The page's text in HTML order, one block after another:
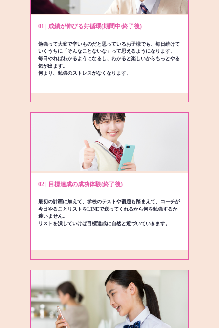
01 | 成績が伸びる好循環(期間中/終了後)
勉強って大変で辛いものだと思っているお子様でも、毎日続けて
いくうちに「そんなことないな」って思えるようになります。
毎日やればわかるようになるし、わかると楽しいからもっとやる
気が出ます。
何より、勉強のストレスがなくなります。
02 | 目標達成の成功体験(終了後)
最初の計画に加えて、学校のテストや宿題も踏まえて、コーチが
今日やることリストをLINEで送ってくれるから何を勉強するか
迷いません。
リストを潰していけば目標達成に自然と近づいていきます。